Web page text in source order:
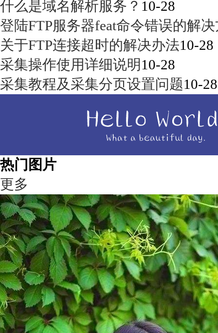
什么是域名解析服务？ 10-28
登陆FTP服务器feat命令错误的解
关于FTP连接超时的解决办法10-28
采集操作使用详细说明10-28
采集教程及采集分页设置问题10-28
热门图片
更多